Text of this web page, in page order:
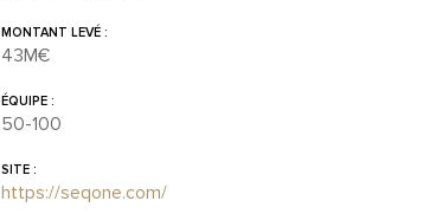
MONTANT LEVÉ :
43M€
ÉQUIPE :
50-100
SITE :
https://seqone.com/